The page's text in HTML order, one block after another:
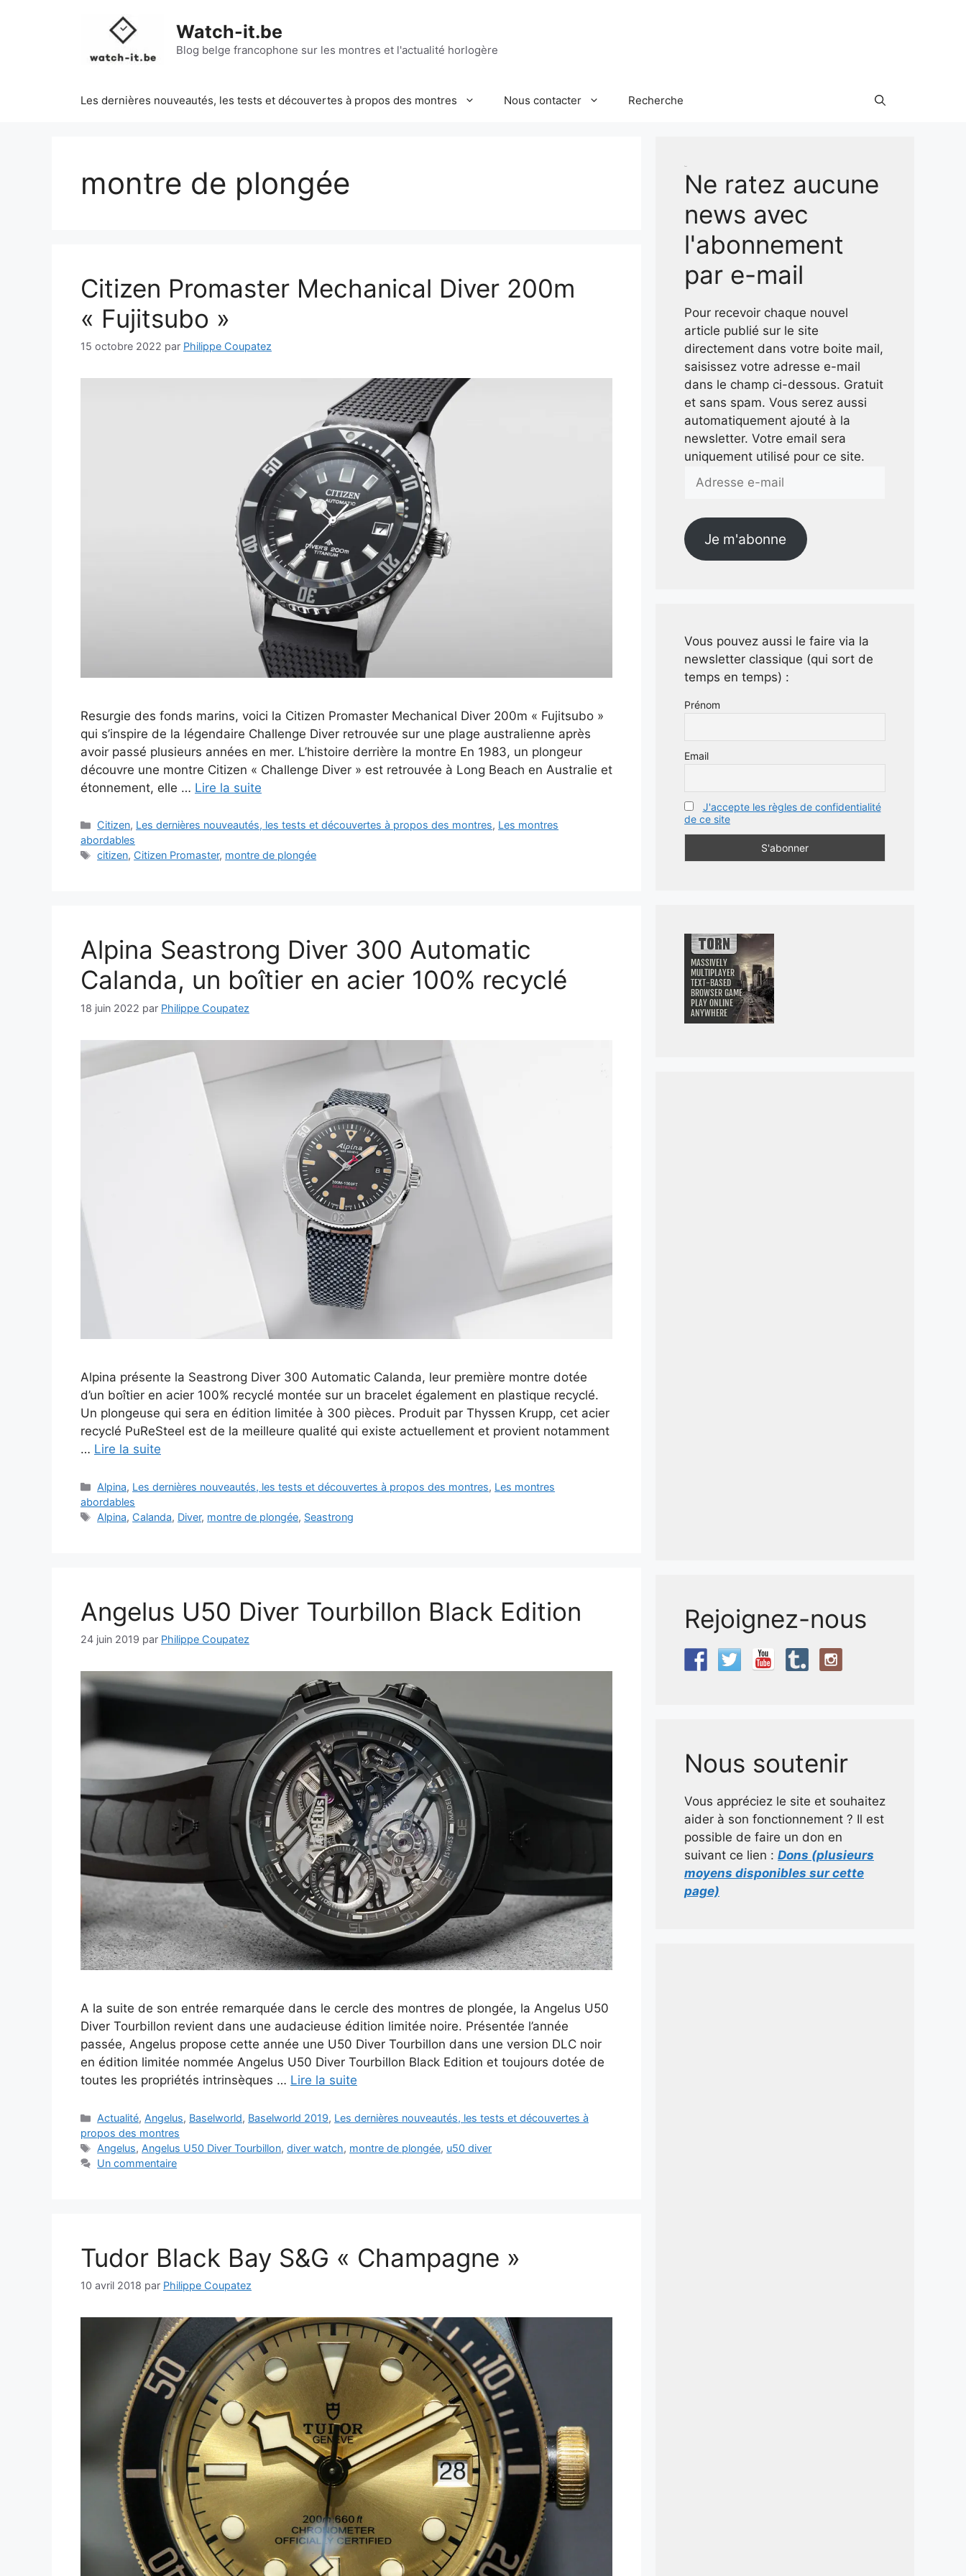
Watch-it.be
Blog belge francophone sur les montres et l'actualité horlogère
Les dernières nouveautés, les tests et découvertes à propos des montres Nous contacter Recherche
montre de plongée
Citizen Promaster Mechanical Diver 200m
« Fujitsubo »
15 octobre 2022 par Philippe Coupatez
Resurgie des fonds marins, voici la Citizen Promaster Mechanical Diver 200m « Fujitsubo »
qui s’inspire de la légendaire Challenge Diver retrouvée sur une plage australienne après
avoir passé plusieurs années en mer. L’histoire derrière la montre En 1983, un plongeur
découvre une montre Citizen « Challenge Diver » est retrouvée à Long Beach en Australie et
étonnement, elle … Lire la suite
Catégories
Citizen, Les dernières nouveautés, les tests et découvertes à propos des montres, Les montres
abordables
Étiquettes
citizen, Citizen Promaster, montre de plongée
Alpina Seastrong Diver 300 Automatic
Calanda, un boîtier en acier 100% recyclé
18 juin 2022 par Philippe Coupatez
Alpina présente la Seastrong Diver 300 Automatic Calanda, leur première montre dotée
d’un boîtier en acier 100% recyclé montée sur un bracelet également en plastique recyclé.
Un plongeuse qui sera en édition limitée à 300 pièces. Produit par Thyssen Krupp, cet acier
recyclé PuReSteel est de la meilleure qualité qui existe actuellement et provient notamment
… Lire la suite
Catégories
Alpina, Les dernières nouveautés, les tests et découvertes à propos des montres, Les montres
abordables
Étiquettes
Alpina, Calanda, Diver, montre de plongée, Seastrong
Angelus U50 Diver Tourbillon Black Edition
24 juin 2019 par Philippe Coupatez
A la suite de son entrée remarquée dans le cercle des montres de plongée, la Angelus U50
Diver Tourbillon revient dans une audacieuse édition limitée noire. Présentée l’année
passée, Angelus propose cette année une U50 Diver Tourbillon dans une version DLC noir
en édition limitée nommée Angelus U50 Diver Tourbillon Black Edition et toujours dotée de
toutes les propriétés intrinsèques … Lire la suite
Catégories
Actualité, Angelus, Baselworld, Baselworld 2019, Les dernières nouveautés, les tests et découvertes à
propos des montres
Étiquettes
Angelus, Angelus U50 Diver Tourbillon,diver watch, montre de plongée, u50 diver
Un commentaire
Tudor Black Bay S&G « Champagne »
10 avril 2018 par Philippe Coupatez
Ne ratez aucune
news avec
l'abonnement
par e-mail
Pour recevoir chaque nouvel
article publié sur le site
directement dans votre boite mail,
saisissez votre adresse e-mail
dans le champ ci-dessous. Gratuit
et sans spam. Vous serez aussi
automatiquement ajouté à la
newsletter. Votre email sera
uniquement utilisé pour ce site.
e-
Je m'abonne
Vous pouvez aussi le faire via la
newsletter classique (qui sort de
temps en temps) :
Prénom
Email
J'accepte les règles de confidentialité
de ce site
Rejoignez-nous
Nous soutenir
Vous appréciez le site et souhaitez
aider à son fonctionnement ? Il est
possible de faire un don en
suivant ce lien : Dons (plusieurs
moyens disponibles sur cette
page)